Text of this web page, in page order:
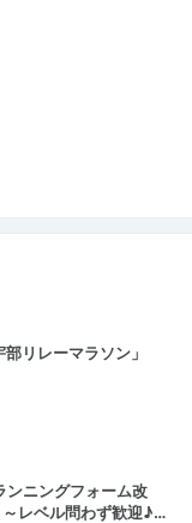
リレーマラソン」
ンニングフォーム改
レベル問わず歓迎♪…